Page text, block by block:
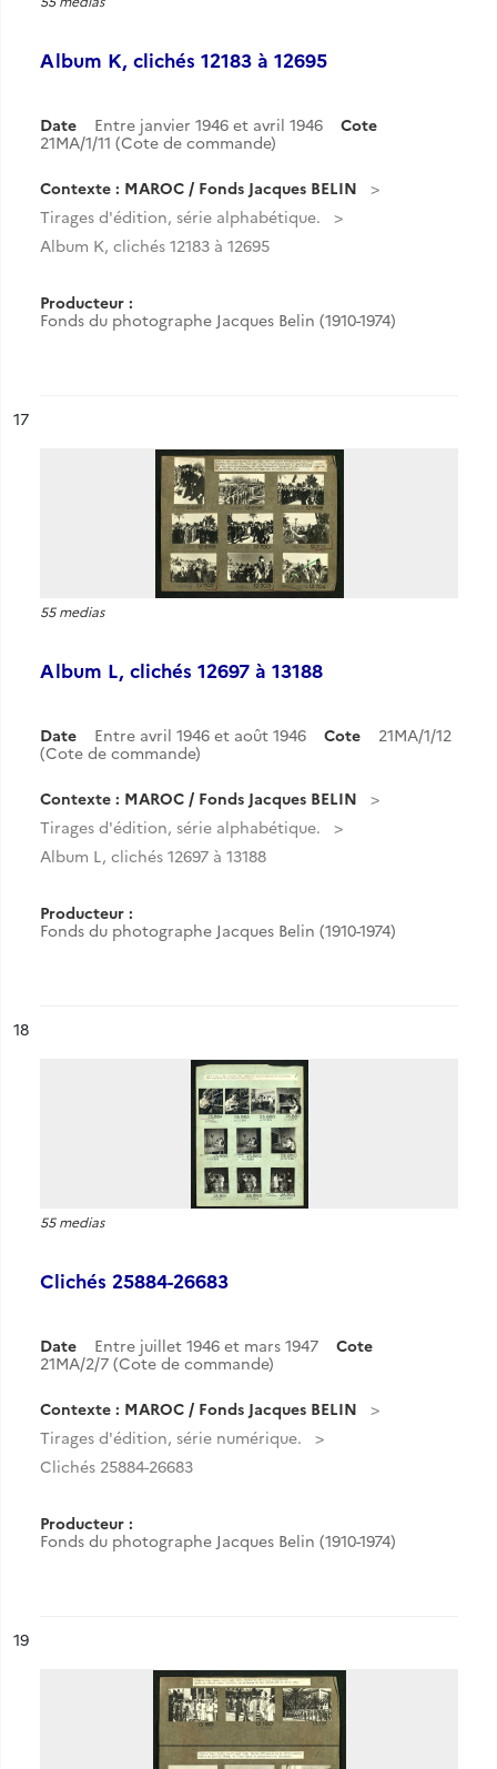
Album K, clichés 12183 à 12695
Date Entre janvier 1946 et avril 1946
Cote
21MA/1/11 (Cote de commande)
Contexte : MAROC / Fonds Jacques BELIN
Tirages d'édition, série alphabétique.
Album K, clichés 12183 à 12695
Producteur :
Fonds du photographe Jacques Belin (1910-1974)
n°
17
55 medias
Album L, clichés 12697 à 13188
Date Entre avril 1946 et août 1946 Cote
21MA/1/12
(Cote de commande)
Contexte : MAROC / Fonds Jacques BELIN
Tirages d'édition, série alphabétique.
Album L, clichés 12697 à 13188
Producteur :
Fonds du photographe Jacques Belin (1910-1974)
n°
18
55 medias
Clichés 25884-26683
Date Entre juillet 1946 et mars 1947
Cote
21MA/2/7 (Cote de commande)
Contexte : MAROC / Fonds Jacques BELIN
Tirages d'édition, série numérique.
Clichés 25884-26683
Producteur :
Fonds du photographe Jacques Belin (1910-1974)
n°
19